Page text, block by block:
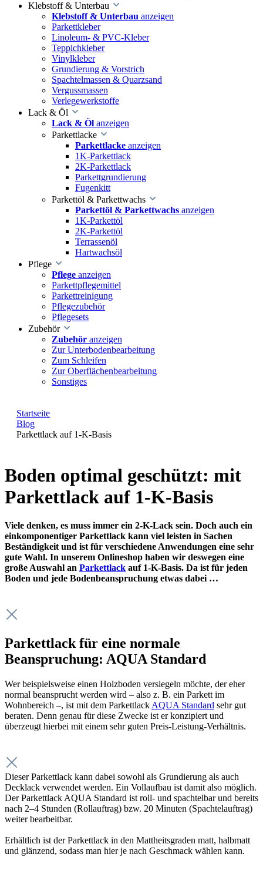
Klebstoff & Unterbau
Klebstoff & Unterbau anzeigen
Parkettkleber
Linoleum- & PVC-Kleber
Teppichkleber
Vinylkleber
Grundierung & Vorstrich
Spachtelmassen & Quarzsand
Vergussmassen
Verlegewerkstoffe
Lack & Öl
Lack & Öl anzeigen
Parkettlacke
Parkettlacke anzeigen
1K-Parkettlack
2K-Parkettlack
Parkettgrundierung
Fugenkitt
Parkettöl & Parkettwachs
Parkettöl & Parkettwachs anzeigen
1K-Parkettöl
2K-Parkettöl
Terrassenöl
Hartwachsöl
Pflege
Pflege anzeigen
Parkettpflegemittel
Parkettreinigung
Pflegezubehör
Pflegesets
Zubehör
Zubehör anzeigen
Zur Unterbodenbearbeitung
Zum Schleifen
Zur Oberflächenbearbeitung
Sonstiges
Startseite
Blog
Parkettlack auf 1-K-Basis
Boden optimal geschützt: mit
Parkettlack auf 1-K-Basis
Viele denken, es muss immer ein 2-K-Lack sein. Doch auch ein
einkomponentiger Parkettlack kann viel leisten in Sachen
Beständigkeit und ist für verschiedene Anwendungen eine sehr
gute Wahl. In unserem Onlineshop haben wir deswegen eine
große Auswahl an Parkettlack auf 1-K-Basis. Da ist für jeden
Boden und jede Bodenbeanspruchung etwas dabei …
Parkettlack für eine normale
Beanspruchung: AQUA Standard
Wer beispielsweise einen Holzboden versiegeln möchte, der eher
normal beansprucht werden wird – also z. B. ein Parkett im
Wohnbereich –, ist mit dem Parkettlack AQUA Standard sehr gut
beraten. Denn genau für diese Zwecke ist er konzipiert und
überzeugt hierbei mit einem sehr guten Preis-Leistung-Verhältnis.
Dieser Parkettlack kann dabei sowohl als Grundierung als auch
Decklack verwendet werden. Ein Vollaufbau ist damit also möglich.
Der Parkettlack AQUA Standard ist roll- und spachtelbar und bereits
nach 2–4 Stunden (Rollauftrag) bzw. 20 Minuten (Spachtelauftrag)
weiter bearbeitbar.
Erhältlich ist der Parkettlack in den Mattheitsgraden matt, halbmatt
und glänzend, sodass man hier je nach Geschmack wählen kann.